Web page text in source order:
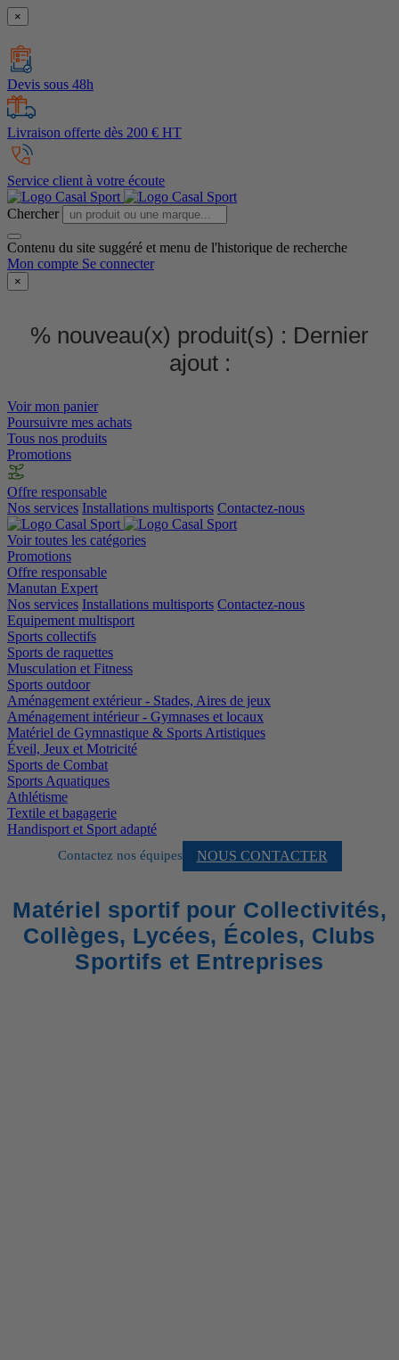
×
Devis sous 48h
Livraison offerte dès 200 € HT
Service client à votre écoute
Chercher
Contenu du site suggéré et menu de l'historique de recherche
Mon compte Se connecter
×
% nouveau(x) produit(s) : Dernier
ajout :
Voir mon panier
Poursuivre mes achats
Tous nos produits
Promotions
Offre responsable
Nos services Installations multisports Contactez-nous
Voir toutes les catégories
Promotions
Offre responsable
Manutan Expert
Nos services Installations multisports Contactez-nous
Equipement multisport
Sports collectifs
Sports de raquettes
Musculation et Fitness
Sports outdoor
Aménagement extérieur - Stades, Aires de jeux
Aménagement intérieur - Gymnases et locaux
Matériel de Gymnastique & Sports Artistiques
Éveil, Jeux et Motricité
Sports de Combat
Sports Aquatiques
Athlétisme
Textile et bagagerie
Handisport et Sport adapté
Contactez nos équipes NOUS CONTACTER
Matériel sportif pour Collectivités,
Collèges, Lycées, Écoles, Clubs
Sportifs et Entreprises